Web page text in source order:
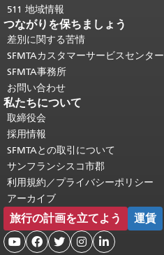
511 地域情報
つながりを保ちましょう
差別に関する苦情
SFMTAカスタマーサービスセンター
SFMTA事務所
お問い合わせ
私たちについて
取締役会
採用情報
SFMTAとの取引について
サンフランシスコ市郡
利用規約／プライバシーポリシー
アーカイブ
旅行の計画を立てよう 運賃
    